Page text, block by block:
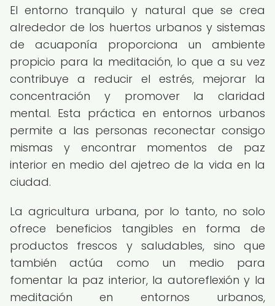
El entorno tranquilo y natural que se crea
alrededor de los huertos urbanos y sistemas
de acuaponía proporciona un ambiente
propicio para la meditación, lo que a su vez
contribuye a reducir el estrés, mejorar la
concentración y promover la claridad
mental. Esta práctica en entornos urbanos
permite a las personas reconectar consigo
mismas y encontrar momentos de paz
interior en medio del ajetreo de la vida en la
ciudad.
La agricultura urbana, por lo tanto, no solo
ofrece beneficios tangibles en forma de
productos frescos y saludables, sino que
también actúa como un medio para
fomentar la paz interior, la autoreflexión y la
meditación en entornos urbanos,